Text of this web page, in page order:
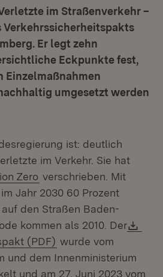
im Straßenverkehr –
Verkehrssicherheitspakts
Er legt zehn
Eckpunkte fest,
Einzelmaßnahmen
umgesetzt werden
ist: deutlich
im Verkehr. Sie hat
Zero (Öffnet in neuem
verschrieben. Mit
Jahr 2030 60 Prozent
den Straßen Baden-
kommen als 2010. Der
(PDF) (Öffnet in neuem
wurde vom
und dem Innenministerium
und am 27. Juni 2023 vom